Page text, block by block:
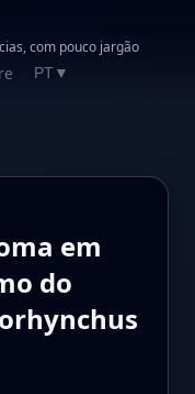
com pouco jargão
PT ▼
em
do